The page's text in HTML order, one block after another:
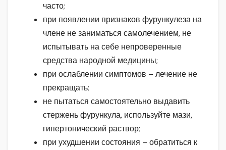
часто;
при появлении признаков фурункулеза на
члене не заниматься самолечением, не
испытывать на себе непроверенные
средства народной медицины;
при ослаблении симптомов – лечение не
прекращать;
не пытаться самостоятельно выдавить
стержень фурункула, используйте мази,
гипертонический раствор;
при ухудшении состояния – обратиться к